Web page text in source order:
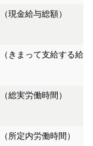
現金給与総額）
きまって支給する給
総実労働時間）
所定内労働時間）